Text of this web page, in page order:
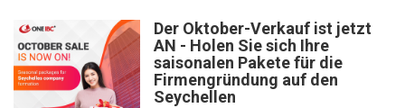
Der Oktober-Verkauf ist jetzt
AN - Holen Sie sich Ihre
saisonalen Pakete für die
Firmengründung auf den
Seychellen